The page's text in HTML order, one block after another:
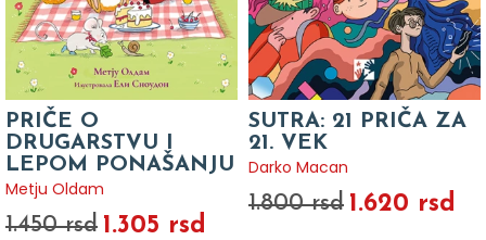
PRIČE O
DRUGARSTVU I
LEPOM PONAŠANJU
Metju Oldam
1.450 rsd 1.305 rsd
SUTRA: 21 PRIČA ZA
21. VEK
Darko Macan
1.800 rsd 1.620 rsd